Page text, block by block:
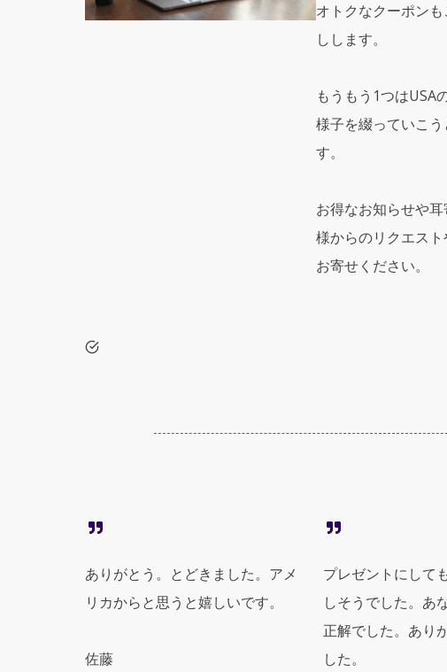
オトクなクーポン
しします。
もうもう1つはUSA
様子を綴っていこう
す。
お得なお知らせや
様からのリクエス
お寄せください。
ありがとう。とどきました。アメ
リカからと思うと嬉しいです。
佐藤
プレゼントにして
しそうでした。あ
正解でした。あり
した。